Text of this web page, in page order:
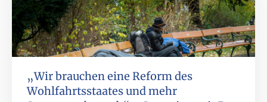
„Wir brauchen eine Reform des
Wohlfahrtsstaates und mehr